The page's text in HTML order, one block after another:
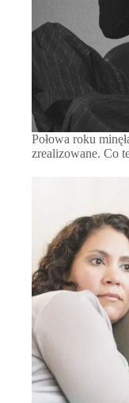
Połowa roku
zrealizowane. Co